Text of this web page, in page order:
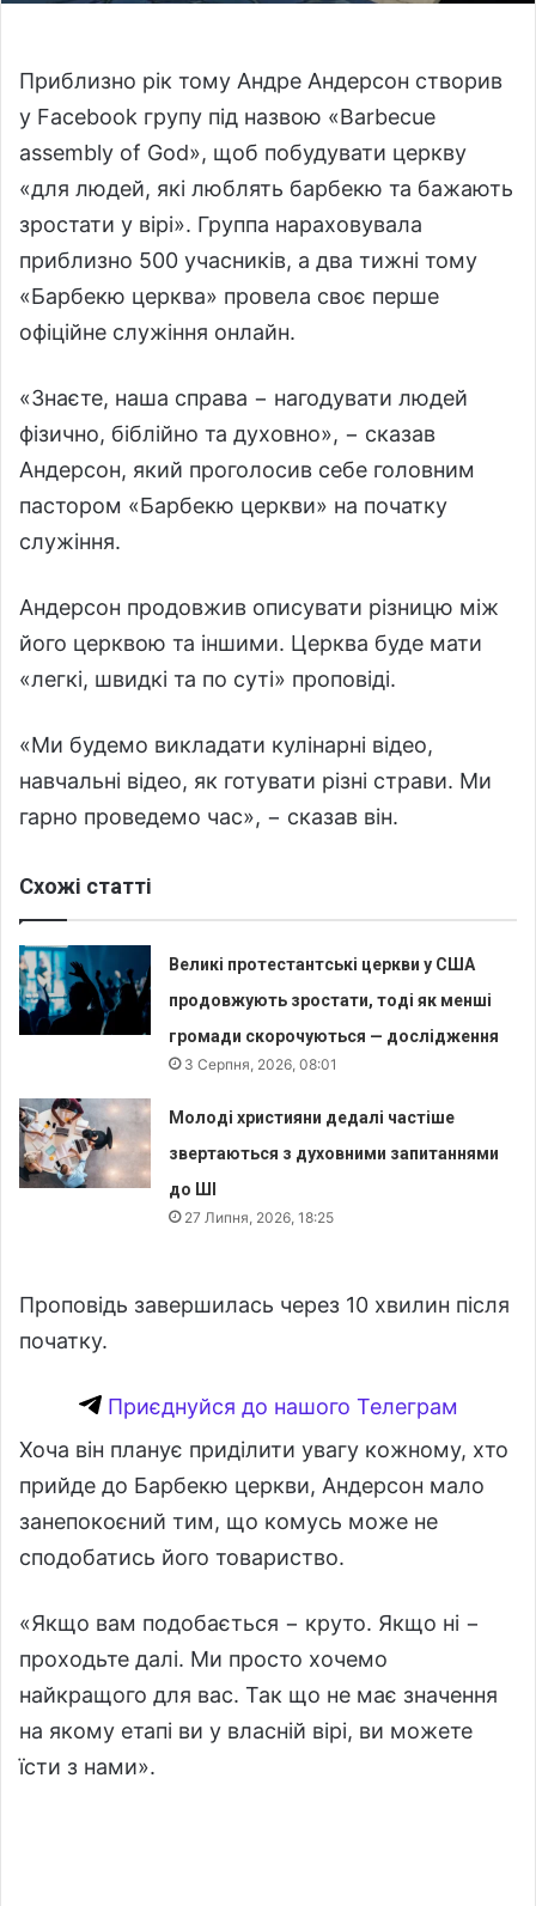
Приблизно рік тому Андре Андерсон створив
у Facebook групу під назвою «Barbecue
assembly of God», щоб побудувати церкву
«для людей, які люблять барбекю та бажають
зростати у вірі». Группа нараховувала
приблизно 500 учасників, а два тижні тому
«Барбекю церква» провела своє перше
офіційне служіння онлайн.
«Знаєте, наша справа − нагодувати людей
фізично, біблійно та духовно», − сказав
Андерсон, який проголосив себе головним
пастором «Барбекю церкви» на початку
служіння.
Андерсон продовжив описувати різницю між
його церквою та іншими. Церква буде мати
«легкі, швидкі та по суті» проповіді.
«Ми будемо викладати кулінарні відео,
навчальні відео, як готувати різні страви. Ми
гарно проведемо час», − сказав він.
Схожі статті
Великі протестантські церкви у США
продовжують зростати, тоді як менші
громади скорочуються — дослідження
3 Серпня, 2026, 08:01
Молоді християни дедалі частіше
звертаються з духовними запитаннями
до ШІ
27 Липня, 2026, 18:25
Проповідь завершилась через 10 хвилин після
початку.
Приєднуйся до нашого Телеграм
Хоча він планує приділити увагу кожному, хто
прийде до Барбекю церкви, Андерсон мало
занепокоєний тим, що комусь може не
сподобатись його товариство.
«Якщо вам подобається − круто. Якщо ні −
проходьте далі. Ми просто хочемо
найкращого для вас. Так що не має значення
на якому етапі ви у власній вірі, ви можете
їсти з нами».